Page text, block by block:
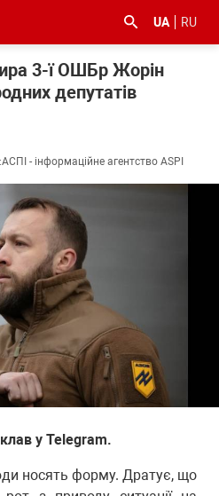
UA RU
3-ї ОШБр Жорін
депутатів
АСПІ - інформаційне агентство ASPI
у Telegram.
носять форму. Дратує, що
#Київ